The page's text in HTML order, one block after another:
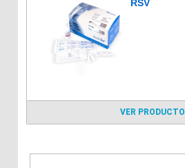
RSV
VER PRODUCTO